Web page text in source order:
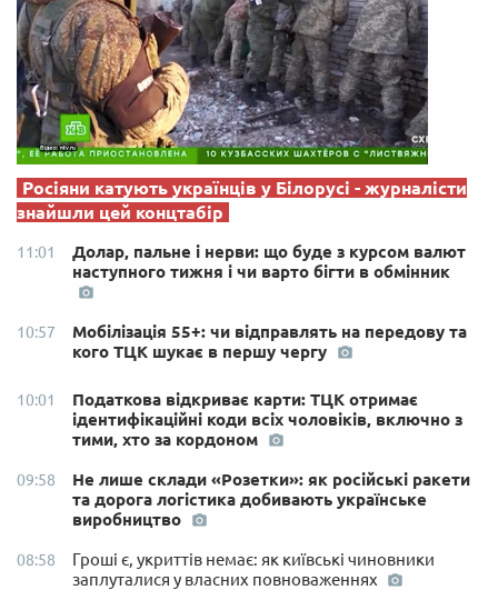
Росіяни катують українців у Білорусі - журналісти
знайшли цей концтабір
11:01
Долар, пальне і нерви: що буде з курсом валют
наступного тижня і чи варто бігти в обмінник
10:57
Мобілізація 55+: чи відправлять на передову та
кого ТЦК шукає в першу чергу
10:01
Податкова відкриває карти: ТЦК отримає
ідентифікаційні коди всіх чоловіків, включно з
тими, хто за кордоном
09:58
Не лише склади «Розетки»: як російські ракети
та дорога логістика добивають українське
виробництво
08:58
Гроші є, укриттів немає: як київські чиновники
заплуталися у власних повноваженнях